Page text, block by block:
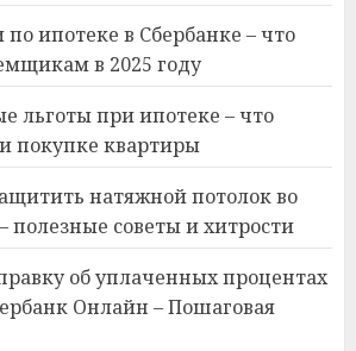
ипотеке в Сбербанке – что
в 2025 году
льготы при ипотеке – что
покупке квартиры
натяжной потолок во
полезные советы и хитрости
об уплаченных процентах
Онлайн – Пошаговая